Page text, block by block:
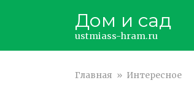
Дом и сад
ustmiass-hram.ru
Главная » Интересное